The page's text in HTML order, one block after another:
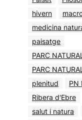
hivern
medicina
paisatge
PARC
PARC
plenitud
PN
Ribera d'Ebre
salut i natura